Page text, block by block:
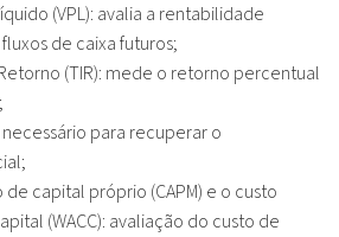
(VPL): avalia a rentabilidade
de caixa futuros;
(TIR): mede o retorno percentual
para recuperar o
capital próprio (CAPM) e o custo
(WACC): avaliação do custo de